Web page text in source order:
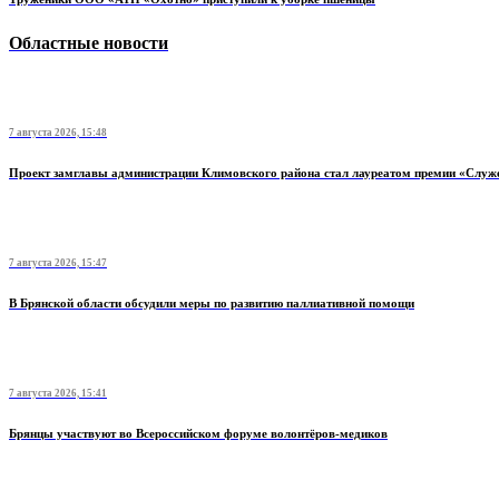
Областные новости
7 августа 2026, 15:48
Проект замглавы администрации Климовского района стал лауреатом премии
7 августа 2026, 15:47
В Брянской области обсудили меры по развитию паллиативной помощи
7 августа 2026, 15:41
Брянцы участвуют во Всероссийском форуме волонтёров-медиков